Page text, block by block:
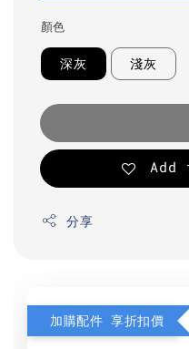
顏色
深灰 淺灰
分享
加購配件 享折扣價